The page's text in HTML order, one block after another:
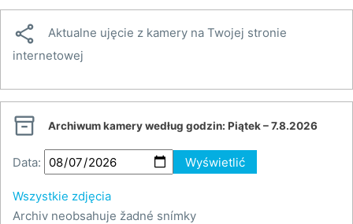

Aktualne ujęcie z kamery na Twojej stronie
internetowej
 Archiwum kamery według godzin: Piątek – 7.8.2026
Data: Wyświetlić
Wszystkie zdjęcia
Archiv neobsahuje žadné snímky